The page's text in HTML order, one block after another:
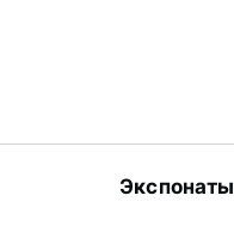
Экспонаты